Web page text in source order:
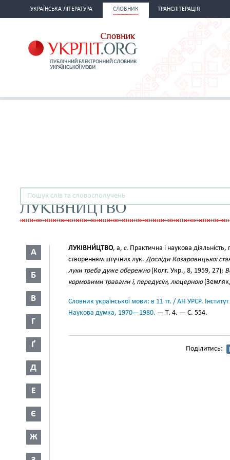
УКРАЇНСЬКА ЛІТЕРАТУРА СЛОВНИК ТРАНСЛІТЕРАЦІЯ
ЛУКІВНИЦТВО
А
Б
В
Г
Ґ
Д
Е
Є
Ж
ЛУКІВНИ́ЦТВО, а, с. Практична і наукова
створенням штучних лук.Досліди Козаровицької
луки треба дуже обережно(Колг. Укр., 8, 1959, 27);
кормовими травами і, передусім, люцерною(Земляк,
Словник української мови: в 11 тт. / АН УРСР.
Наукова думка, 1970—1980. — Т. 4. — С. 554.
Поділитись: